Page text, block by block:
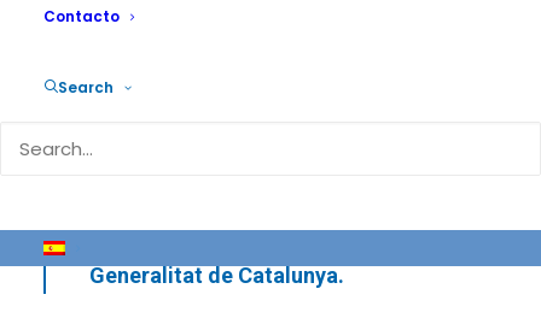
Contacto
Search
Daños y la Educación entre Iguales. El
(CAS) en Drogodependencias de Brians
Drogodependiente (XAD), gestionado
del Departament de Salut de la
Generalitat de Catalunya.